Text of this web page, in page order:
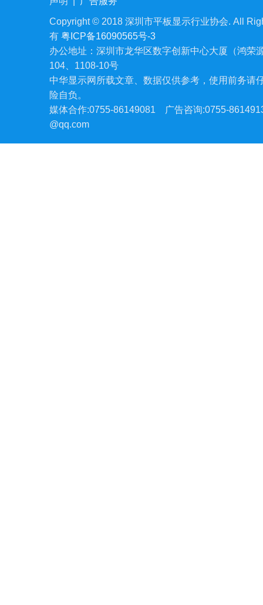
Copyright © 2018 深圳市平板显示行业协会. All
有 粤ICP备16090565号-3
办公地址：深圳市龙华区数字创新中心大厦（鸿荣
104、1108-10号
中华显示网所载文章、数据仅供参考，使用前务请
险自负。
媒体合作:0755-86149081
广告咨询:0755-
@qq.com